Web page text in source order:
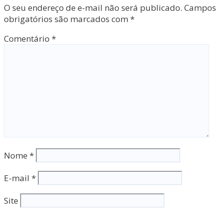
O seu endereço de e-mail não será publicado. Campos
obrigatórios são marcados com *
Comentário *
Nome *
E-mail *
Site